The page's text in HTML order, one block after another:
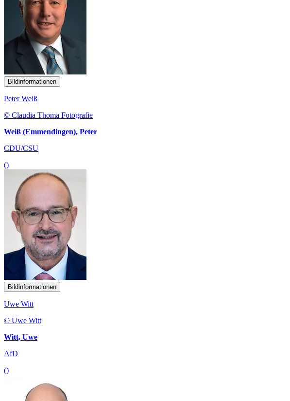
Bildinformationen
Peter Weiß
© Claudia Thoma Fotografie
Weiß (Emmendingen), Peter
CDU/CSU
()
Bildinformationen
Uwe Witt
© Uwe Witt
Witt, Uwe
AfD
()